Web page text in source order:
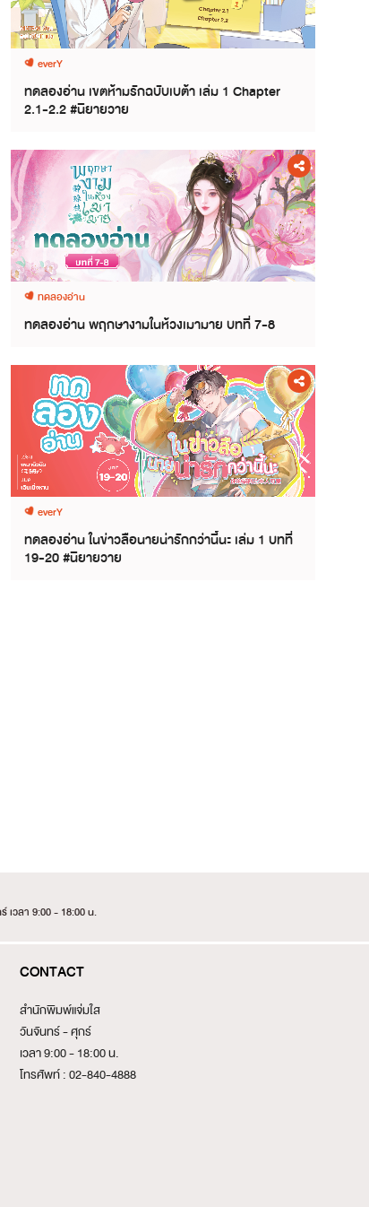
everY
ทดลองอ่าน เขตห้ามรักฉบับเบต้า เล่ม 1 Chapter
2.1-2.2 #นิยายวาย
ทดลองอ่าน
ทดลองอ่าน พฤกษางามในห้วงเมามาย บทที่ 7-8
everY
ทดลองอ่าน ในข่าวลือนายน่ารักกว่านี้นะ เล่ม 1 บทที่
19-20 #นิยายวาย
เวลา 9:00 - 18:00 น.
CONTACT
สำนักพิมพ์แจ่มใส
วันจันทร์ - ศุกร์
เวลา 9:00 - 18:00 น.
โทรศัพท์ : 02-840-4888